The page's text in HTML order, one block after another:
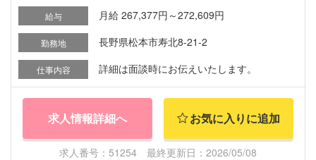
給与 月給 267,377円～272,609円
勤務地 長野県松本市寿北8-21-2
仕事内容 詳細は面談時にお伝えいたします。
求人情報詳細へ お気に入りに追加
求人番号：51254 最終更新日：2026/05/08